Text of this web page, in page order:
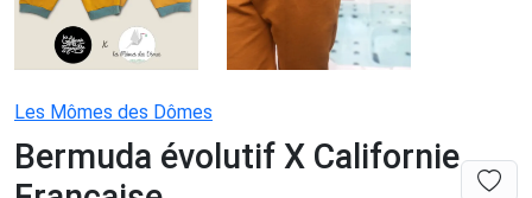
Les Mômes des Dômes
Bermuda évolutif X Californie